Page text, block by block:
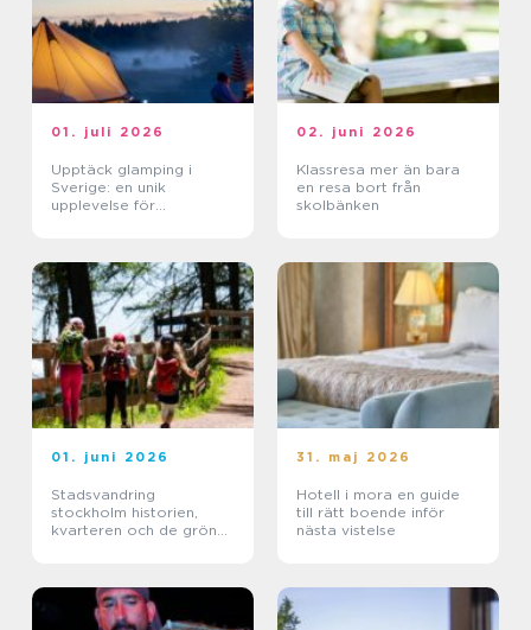
01. juli 2026
Upptäck glamping i
Sverige: en unik
upplevelse för
02. juni 2026
Klassresa mer än bara
en resa bort från
skolbänken
01. juni 2026
Stadsvandring
stockholm historien,
kvarteren och de gröna
31. maj 2026
Hotell i mora en guide
till rätt boende inför
nästa vistelse